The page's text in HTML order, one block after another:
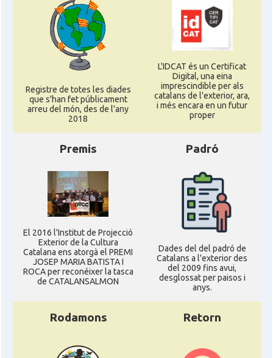
Registre de totes les diades
que s'han fet públicament
arreu del món, des de l'any
2018
L'IDCAT és un Certificat
Digital, una eina
imprescindible per als
catalans de l'exterior, ara,
i més encara en un futur
proper
Premis
El 2016 l'Institut de Projecció
Exterior de la Cultura
Catalana ens atorgà el PREMI
JOSEP MARIA BATISTA I
ROCA per reconéixer la tasca
de CATALANSALMON
Padró
Dades del del padró de
Catalans a l'exterior des
del 2009 fins avui,
desglossat per paisos i
anys.
Rodamons Retorn